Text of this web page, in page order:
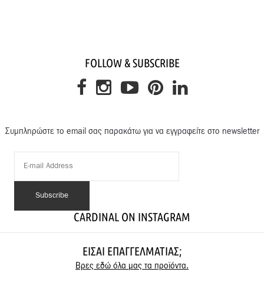
FOLLOW & SUBSCRIBE
Συμπληρώστε το email σας παρακάτω για να εγγραφείτε στο newsletter
CARDINAL ON INSTAGRAM
ΕΊΣΑΙ ΕΠΑΓΓΕΛΜΑΤΊΑΣ;
Βρες εδώ όλα μας τα προϊόντα.